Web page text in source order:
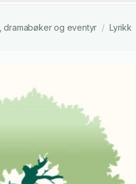
dramabøker og eventyr / Lyrikk